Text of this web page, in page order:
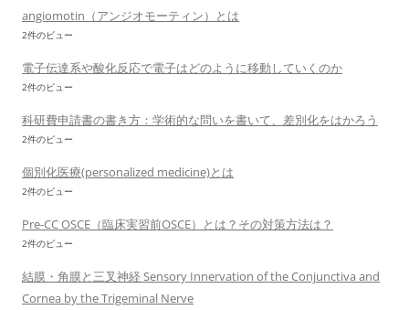
angiomotin（アンジオモーティン）とは
2件のビュー
電子伝達系や酸化反応で電子はどのように移動していくのか
2件のビュー
科研費申請書の書き方：学術的な問いを書いて、差別化をはかろう
2件のビュー
個別化医療(personalized medicine)とは
2件のビュー
Pre-CC OSCE（臨床実習前OSCE）とは？その対策方法は？
2件のビュー
結膜・角膜と三叉神経 Sensory Innervation of the Conjunctiva and
Cornea by the Trigeminal Nerve